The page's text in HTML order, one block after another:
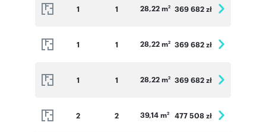
1 1 28,22 m2 369 682 zł
1 1 28,22 m2 369 682 zł
1 1 28,22 m2 369 682 zł
2 2 39,14 m2 477 508 zł